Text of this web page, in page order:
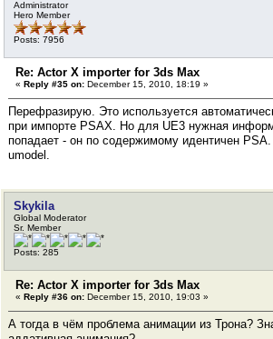
Administrator
Hero Member
Posts: 7956
Re: Actor X importer for 3ds Max
« Reply #35 on: December 15, 2010, 18:19 »
Перефразирую. Это используется
при импорте PSAX. Но для UE3 нужная
попадает - он по содержимому идентичен
umodel.
Skykila
Global Moderator
Sr. Member
Posts: 285
Re: Actor X importer for 3ds Max
« Reply #36 on: December 15, 2010, 19:03 »
А тогда в чём проблема анимации из Трона?